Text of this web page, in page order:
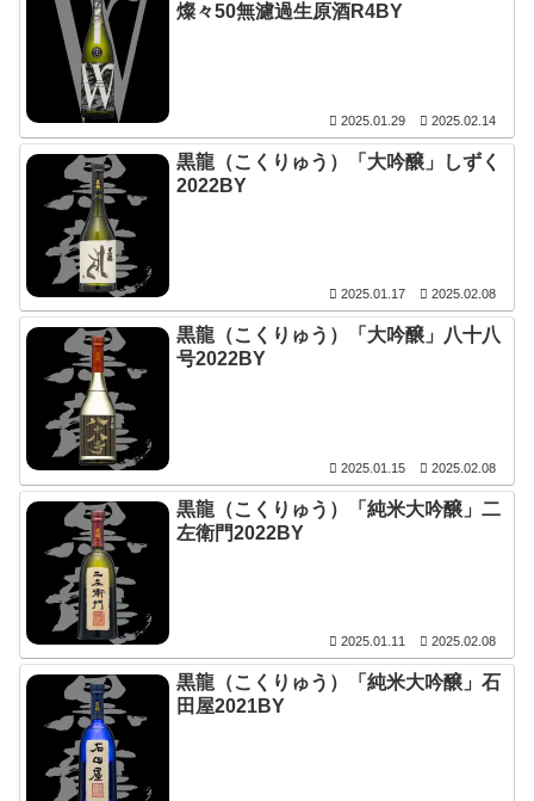
燦々50無濾過生原酒R4BY
2025.01.29 2025.02.14
黒龍（こくりゅう）「大吟醸」しずく
2022BY
2025.01.17 2025.02.08
黒龍（こくりゅう）「大吟醸」八十八
号2022BY
2025.01.15 2025.02.08
黒龍（こくりゅう）「純米大吟醸」二
左衛門2022BY
2025.01.11 2025.02.08
黒龍（こくりゅう）「純米大吟醸」石
田屋2021BY